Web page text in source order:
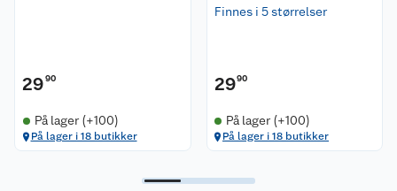
2990
På lager (+100)
På lager i 18 butikker
Finnes i 5 størrelser
2990
På lager (+100)
På lager i 18 butikker